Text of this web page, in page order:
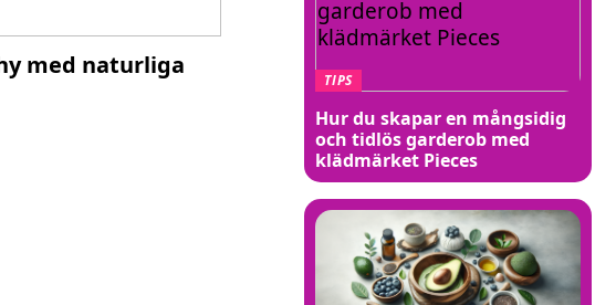
med naturliga
TIPS
Hur du skapar en mångsidig
och tidlös garderob med
klädmärket Pieces